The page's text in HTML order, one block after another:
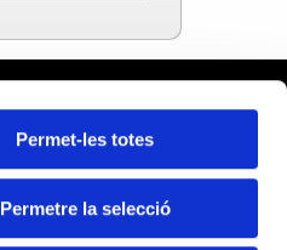
Permet-les totes
Permetre la selecció